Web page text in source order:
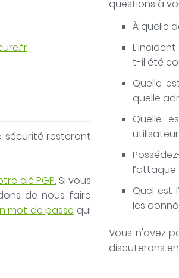
sécurité resteront
clé PGP. Si vous
de nous faire
mot de passe qui
questions à
À quelle
t-il été
Quelle
quelle
Quelle
l’attaque
Quel est
les
Vous n'avez
discuterons